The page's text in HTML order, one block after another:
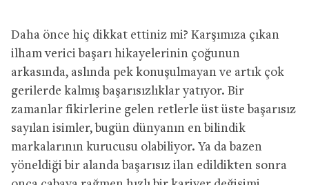
Daha önce hiç dikkat ettiniz mi? Karşımıza çıkan
ilham verici başarı hikayelerinin çoğunun
arkasında, aslında pek konuşulmayan ve artık çok
gerilerde kalmış başarısızlıklar yatıyor. Bir
zamanlar fikirlerine gelen retlerle üst üste başarısız
sayılan isimler, bugün dünyanın en bilindik
markalarının kurucusu olabiliyor. Ya da bazen
yöneldiği bir alanda başarısız ilan edildikten sonra